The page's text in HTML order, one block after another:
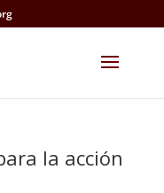
la acción